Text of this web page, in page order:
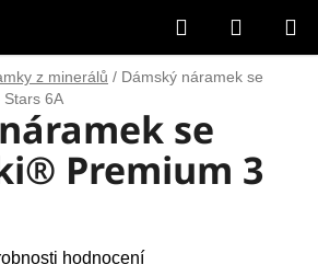
Hledat
KOŠÍK
z minerálů / Dámský náramek se
6A
se
Premium 3
hodnocení